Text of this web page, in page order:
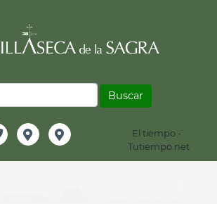
El tiempo -
Tutiempo.net